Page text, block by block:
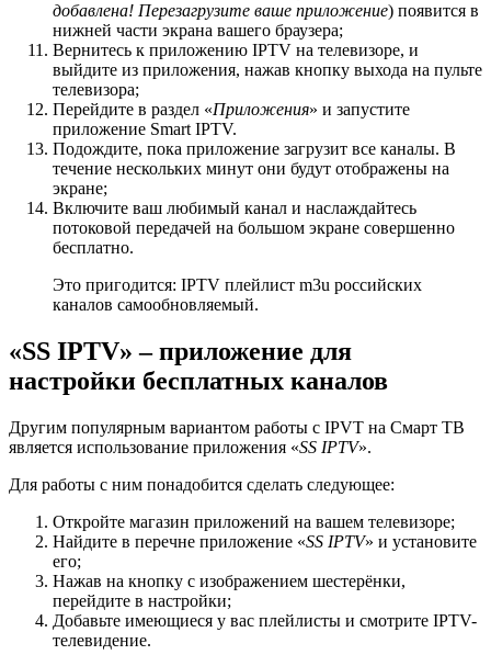
добавлена! Перезагрузите ваше приложение) появится в
нижней части экрана вашего браузера;
Вернитесь к приложению IPTV на телевизоре, и
выйдите из приложения, нажав кнопку выхода на пульте
телевизора;
Перейдите в раздел «Приложения» и запустите
приложение Smart IPTV.
Подождите, пока приложение загрузит все каналы. В
течение нескольких минут они будут отображены на
экране;
Включите ваш любимый канал и наслаждайтесь
потоковой передачей на большом экране совершенно
бесплатно.
Это пригодится: IPTV плейлист m3u российских
каналов самообновляемый.
«SS IPTV» – приложение для
настройки бесплатных каналов
Другим популярным вариантом работы с IPVT на Смарт ТВ
является использование приложения «SS IPTV».
Для работы с ним понадобится сделать следующее:
Откройте магазин приложений на вашем телевизоре;
Найдите в перечне приложение «SS IPTV» и установите
его;
Нажав на кнопку с изображением шестерёнки,
перейдите в настройки;
Добавьте имеющиеся у вас плейлисты и смотрите IPTV-
телевидение.